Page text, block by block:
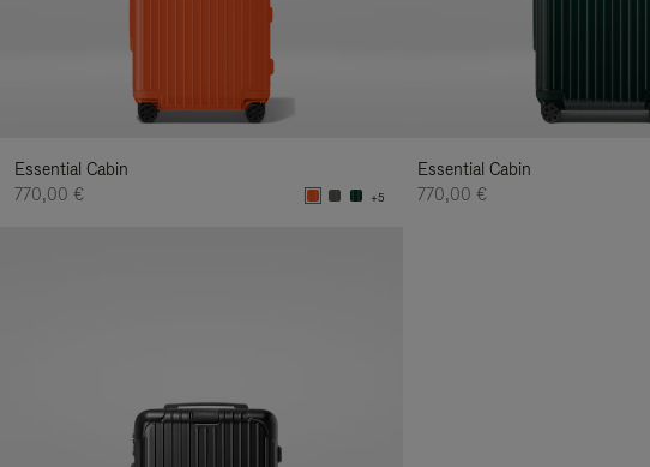
Essential Cabin
770,00 €
+5
Essential Cabin
770,00 €